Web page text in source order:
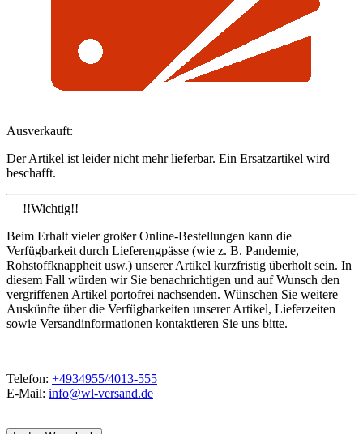
Ausverkauft:
Der Artikel ist leider nicht mehr lieferbar. Ein Ersatzartikel wird
beschafft.
!!Wichtig!!
Beim Erhalt vieler großer Online-Bestellungen kann die
Verfügbarkeit durch Lieferengpässe (wie z. B. Pandemie,
Rohstoffknappheit usw.) unserer Artikel kurzfristig überholt sein. In
diesem Fall würden wir Sie benachrichtigen und auf Wunsch den
vergriffenen Artikel portofrei nachsenden. Wünschen Sie weitere
Auskünfte über die Verfügbarkeiten unserer Artikel, Lieferzeiten
sowie Versandinformationen kontaktieren Sie uns bitte.
Telefon: +4934955/4013-555
E-Mail: info@wl-versand.de